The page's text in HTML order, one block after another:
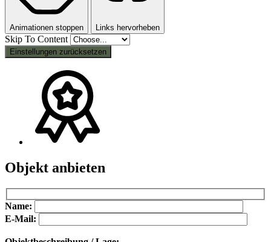
Animationen stoppen Links hervorheben
Skip To Content
Einstellungen zurücksetzen
Objekt anbieten
Bitte lasse dieses Feld leer.
Bitte lasse dieses Feld leer.
Name:
E-Mail: